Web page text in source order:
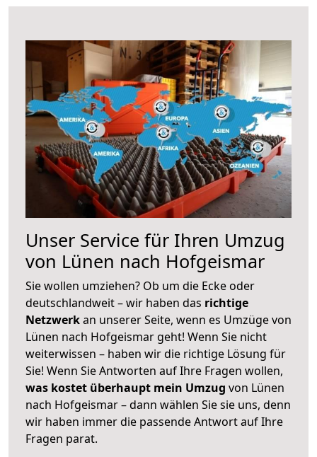
Unser Service für Ihren Umzug
von Lünen nach Hofgeismar
Sie wollen umziehen? Ob um die Ecke oder
deutschlandweit – wir haben das richtige
Netzwerkan unserer Seite, wenn es Umzüge von
Lünen nach Hofgeismar geht! Wenn Sie nicht
weiterwissen – haben wir die richtige Lösung für
Sie! Wenn Sie Antworten auf Ihre Fragen wollen,
was kostet überhaupt mein Umzug von Lünen
nach Hofgeismar – dann wählen Sie sie uns, denn
wir haben immer die passende Antwort auf Ihre
Fragen parat.